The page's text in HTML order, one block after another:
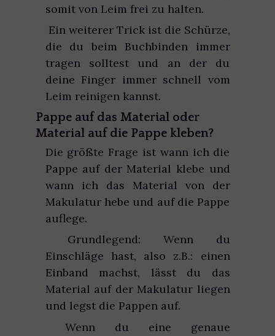
somit von Leim frei zu halten.
Ein weiterer Trick ist die Schürze,
die du beim Buchbinden immer
tragen solltest und an der du
deine Finger immer schnell vom
Leim reinigen kannst.
Pappe auf das Material oder
Material auf die Pappe kleben?
Die größte Frage ist wann ich die
Pappe auf der Material klebe und
wann ich das Material von der
Makulatur hebe und auf die Pappe
auflege.
Grundlegend: Wenn du
Einschläge hast, also z.B.: einen
Einband machst, lässt du das
Material auf der Makulatur liegen
und legst die Pappen auf.
Wenn du eine genaue